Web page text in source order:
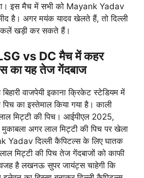
इस मैच में सभी को Mayank Yadav
है। अगर मयंक यादव खेलते हैं, तो दिल्ली
खड़ी कर सकते हैं।
vs DC मैच में कहर
का यह तेज गेंदबाज
वाजपेयी इकाना क्रिकेट स्टेडियम में
का इस्तेमाल किया गया है। काली
मिट्टी की पिच। आईपीएल 2025,
मुकाबला अगर लाल मिट्टी की पिच पर खेला
Yadav दिल्ली कैपिटल्स के लिए घातक
मिट्टी की पिच तेज गेंदबाजों को काफी
है लखनऊ सुपर जायंट्स चाहेगी कि